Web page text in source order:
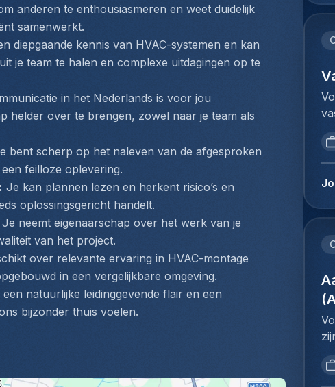
anderen te enthousiasmeren en weet duidelijk
samenwerkt.
diepgaande kennis van HVAC-systemen en kan
je team te halen en complexe uitdagingen op te
in het Nederlands is voor jou
helder over te brengen, zowel naar je team als
bent scherp op het naleven van de afgesproken
feilloze oplevering.
Je kan plannen lezen en herkent risico’s en
oplossingsgericht handelt.
Je neemt eigenaarschap over het werk van je
van het project.
over relevante ervaring in HVAC-montage
in een vergelijkbare omgeving.
natuurlijke leidinggevende flair en een
bijzonder thuis voelen.
et